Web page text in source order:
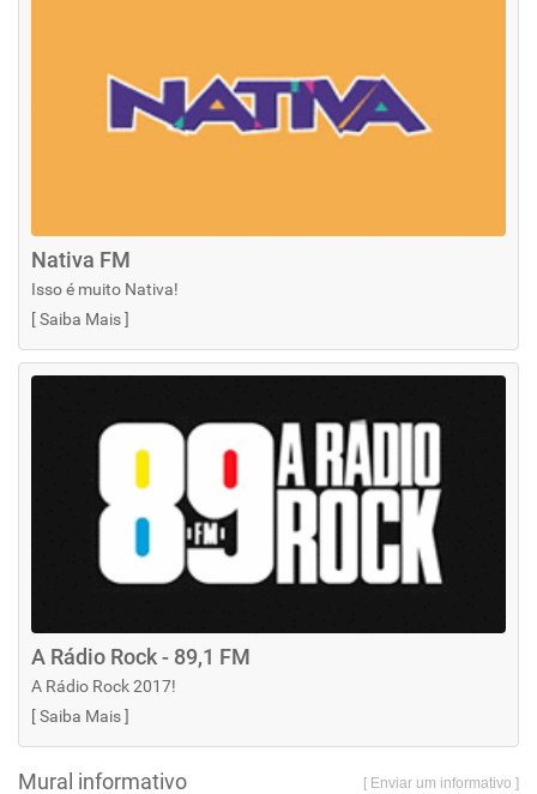
Nativa FM
Isso é muito Nativa!
[Saiba Mais]
A Rádio Rock - 89,1 FM
A Rádio Rock 2017!
[Saiba Mais]
Mural informativo [ Enviar um informativo ]